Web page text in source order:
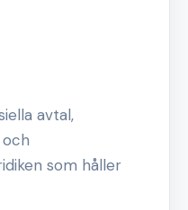
avtal,
som håller